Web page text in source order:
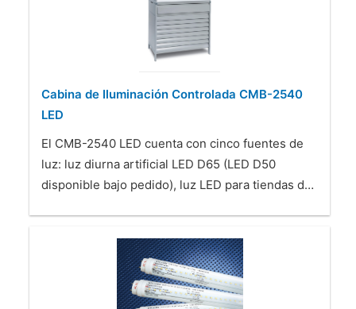
Cabina de Iluminación Controlada CMB-2540
LED
El CMB-2540 LED cuenta con cinco fuentes de
luz: luz diurna artificial LED D65 (LED D50
disponible bajo pedido), luz LED para tiendas d…